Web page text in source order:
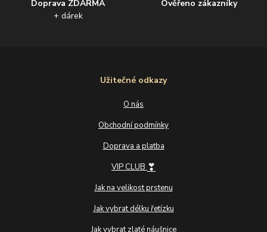
Doprava ZDARMA
+ dárek
Ověřeno zákazníky
Užitečné odkazy
O nás
Obchodní podmínky
Doprava a platba
VIP CLUB ❣
Jak na velikost prstenu
Jak vybrat délku řetízku
Jak vybrat zlaté náušnice